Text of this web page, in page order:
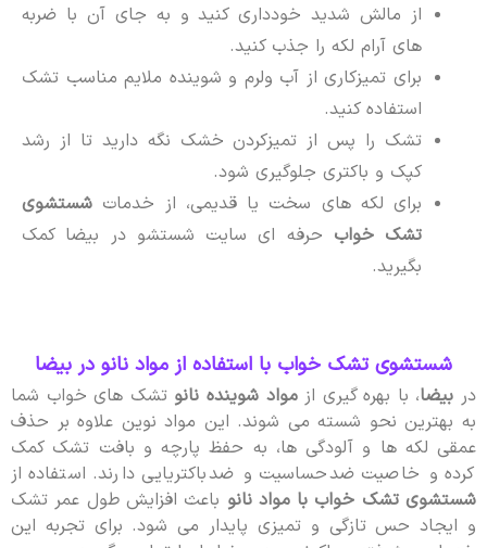
از مالش شدید خودداری کنید و به جای آن با ضربه
های آرام لکه را جذب کنید.
برای تمیزکاری از آب ولرم و شوینده ملایم مناسب تشک
استفاده کنید.
تشک را پس از تمیزکردن خشک نگه دارید تا از رشد
کپک و باکتری جلوگیری شود.
برای لکه های سخت یا قدیمی، از خدمات شستشوی
تشک خوابحرفه ای سایت شستشو در بیضا کمک
بگیرید.
شستشوی تشک خواب با استفاده از مواد نانو در بیضا
در بیضا، با بهره گیری از مواد شوینده نانوتشک های خواب شما
به بهترین نحو شسته می شوند. این مواد نوین علاوه بر حذف
عمقی لکه ها و آلودگی ها، به حفظ پارچه و بافت تشک کمک
کرده و خاصیت ضدحساسیت و ضدباکتریایی دارند. استفاده از
شستشوی تشک خواب با مواد نانوباعث افزایش طول عمر تشک
و ایجاد حس تازگی و تمیزی پایدار می شود. برای تجربه این